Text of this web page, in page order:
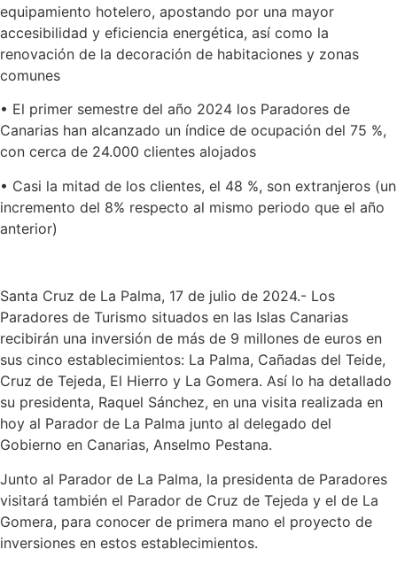
equipamiento hotelero, apostando por una mayor
accesibilidad y eficiencia energética, así como la
renovación de la decoración de habitaciones y zonas
comunes
• El primer semestre del año 2024 los Paradores de
Canarias han alcanzado un índice de ocupación del 75 %,
con cerca de 24.000 clientes alojados
• Casi la mitad de los clientes, el 48 %, son extranjeros (un
incremento del 8% respecto al mismo periodo que el año
anterior)
Santa Cruz de La Palma, 17 de julio de 2024.- Los
Paradores de Turismo situados en las Islas Canarias
recibirán una inversión de más de 9 millones de euros en
sus cinco establecimientos: La Palma, Cañadas del Teide,
Cruz de Tejeda, El Hierro y La Gomera. Así lo ha detallado
su presidenta, Raquel Sánchez, en una visita realizada en
hoy al Parador de La Palma junto al delegado del
Gobierno en Canarias, Anselmo Pestana.
Junto al Parador de La Palma, la presidenta de Paradores
visitará también el Parador de Cruz de Tejeda y el de La
Gomera, para conocer de primera mano el proyecto de
inversiones en estos establecimientos.